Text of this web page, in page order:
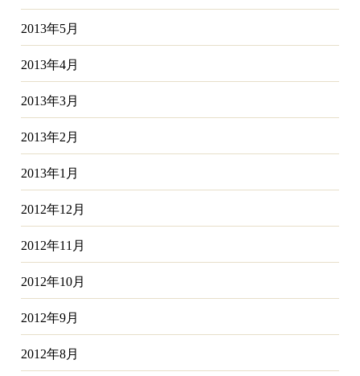
2013年5月
2013年4月
2013年3月
2013年2月
2013年1月
2012年12月
2012年11月
2012年10月
2012年9月
2012年8月